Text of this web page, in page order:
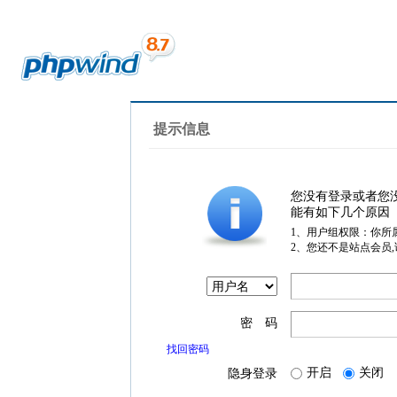
提示信息
您没有登录或者您
能有如下几个原因
1、用户组权限：你所
2、您还不是站点会员
密 码
找回密码
隐身登录 开启 关闭